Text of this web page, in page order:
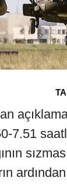
7.51